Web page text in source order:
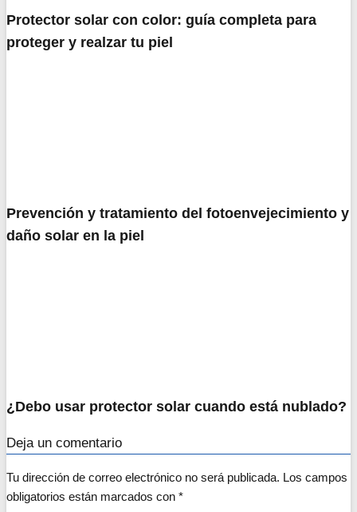
Protector solar con color: guía completa para
proteger y realzar tu piel
Prevención y tratamiento del fotoenvejecimiento y
daño solar en la piel
¿Debo usar protector solar cuando está nublado?
Deja un comentario
Tu dirección de correo electrónico no será publicada. Los campos
obligatorios están marcados con *